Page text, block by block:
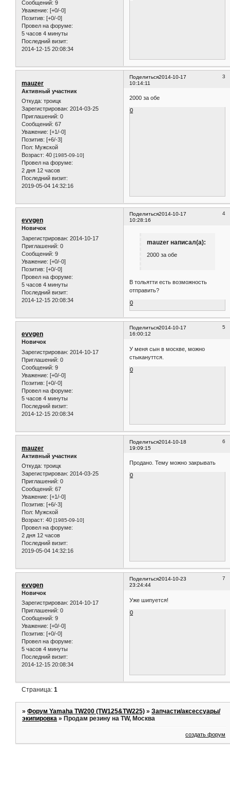
Сообщений: 9
Уважение: [+0/-0]
Позитив: [+0/-0]
Провел на форуме:
5 часов 4 минуты
Последний визит:
2014-12-15 20:08:34
Поделиться 3
2014-10-17
10:14:11
mauzer
Активный участник
Откуда: троицк
Зарегистрирован: 2014-03-25
Приглашений: 0
Сообщений: 67
Уважение: [+1/-0]
Позитив: [+6/-3]
Пол: Мужской
Возраст: 40 [1985-09-10]
Провел на форуме:
2 дня 12 часов
Последний визит:
2019-05-04 14:32:16
2000 за обе
0
Поделиться 4
2014-10-17
10:28:16
evvgen
Новичок
Зарегистрирован: 2014-10-17
Приглашений: 0
Сообщений: 9
Уважение: [+0/-0]
Позитив: [+0/-0]
Провел на форуме:
5 часов 4 минуты
Последний визит:
2014-12-15 20:08:34
mauzer написал(а):
2000 за обе
В тольятти есть возможность
отправить?
0
Поделиться 5
2014-10-17
16:00:12
evvgen
Новичок
Зарегистрирован: 2014-10-17
Приглашений: 0
Сообщений: 9
Уважение: [+0/-0]
Позитив: [+0/-0]
Провел на форуме:
5 часов 4 минуты
Последний визит:
2014-12-15 20:08:34
У меня сын в москве, можно
стыкануттся.
0
Поделиться 6
2014-10-18
19:09:15
mauzer
Активный участник
Откуда: троицк
Зарегистрирован: 2014-03-25
Приглашений: 0
Сообщений: 67
Уважение: [+1/-0]
Позитив: [+6/-3]
Пол: Мужской
Возраст: 40 [1985-09-10]
Провел на форуме:
2 дня 12 часов
Последний визит:
2019-05-04 14:32:16
Продано. Тему можно закрывать
0
Поделиться 7
2014-10-23
23:24:44
evvgen
Новичок
Зарегистрирован: 2014-10-17
Приглашений: 0
Сообщений: 9
Уважение: [+0/-0]
Позитив: [+0/-0]
Провел на форуме:
5 часов 4 минуты
Последний визит:
2014-12-15 20:08:34
Уже шипуется!
0
Страница:1
»Форум Yamaha TW200 (TW125&TW225) »Запчасти/аксессуары/
экипировка » Продам резину на TW, Москва
создать форум